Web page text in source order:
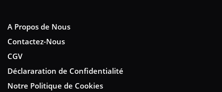
A Propos de Nous
Contactez-Nous
CGV
Déclararation de Confidentialité
Notre Politique de Cookies